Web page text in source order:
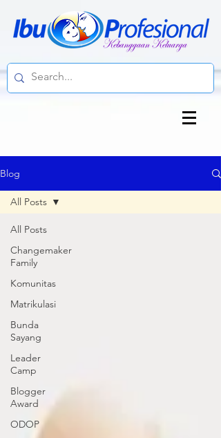
Blog
All Posts
Changemaker
Family
Komunitas
Matrikulasi
Bunda
Sayang
Leader
Camp
Blogger
Award
ODOP
All Posts